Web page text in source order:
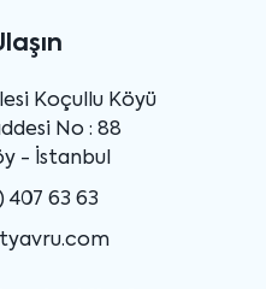
Koçullu Köyü
No : 88
- İstanbul
407 63 63